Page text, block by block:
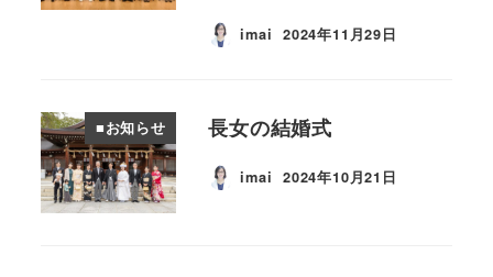
imai 投稿日
2024年11月29日
■お知らせ 長女の結婚式
imai 投稿日
2024年10月21日